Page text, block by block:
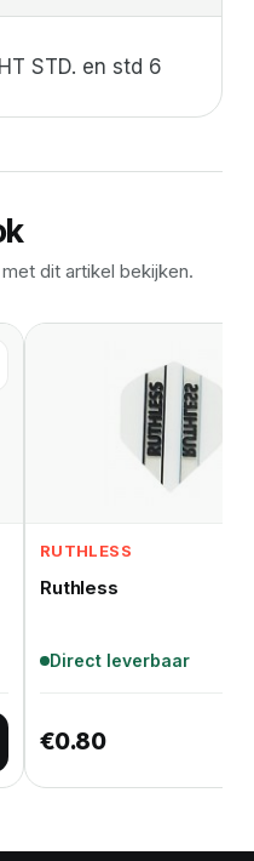
STD. en std 6
dit artikel bekijken.
aan
RUTHLESS
Ruthless
Direct leverbaar
€0.80